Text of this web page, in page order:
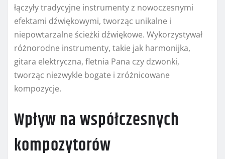
łączyły tradycyjne instrumenty z nowoczesnymi
efektami dźwiękowymi, tworząc unikalne i
niepowtarzalne ścieżki dźwiękowe. Wykorzystywał
różnorodne instrumenty, takie jak harmonijka,
gitara elektryczna, fletnia Pana czy dzwonki,
tworząc niezwykle bogate i zróżnicowane
kompozycje.
Wpływ na współczesnych
kompozytorów